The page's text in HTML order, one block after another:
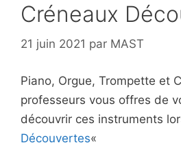
Créneaux
21 juin 2021 par MAST
Piano, Orgue, Trompette et
professeurs vous offres de
découvrir ces instruments
Découvertes«